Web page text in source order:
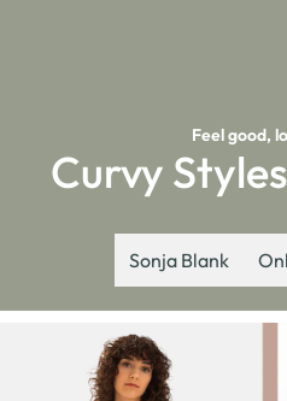
Feel good,
Curvy
Sonja Blank